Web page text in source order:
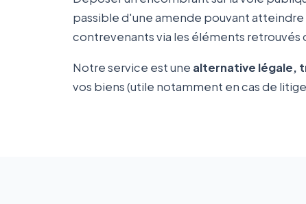
passible d'une amende pouvant atteindre
contrevenants via les éléments retrouvés
Notre service est une alternative légale,
vos biens (utile notamment en cas de